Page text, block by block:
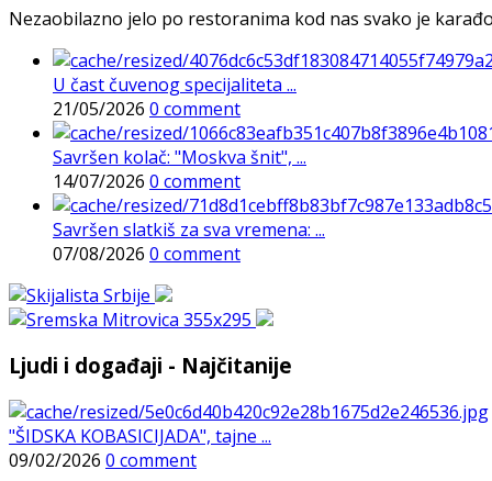
Nezaobilazno jelo po restoranima kod nas svako je
U čast čuvenog specijaliteta ...
21/05/2026 0 comment
Savršen kolač: "Moskva šnit", ...
14/07/2026 0 comment
Savršen slatkiš za sva vremena: ...
07/08/2026 0 comment
Ljudi i događaji - Najčitanije
"ŠIDSKA KOBASICIJADA", tajne ...
09/02/2026 0 comment